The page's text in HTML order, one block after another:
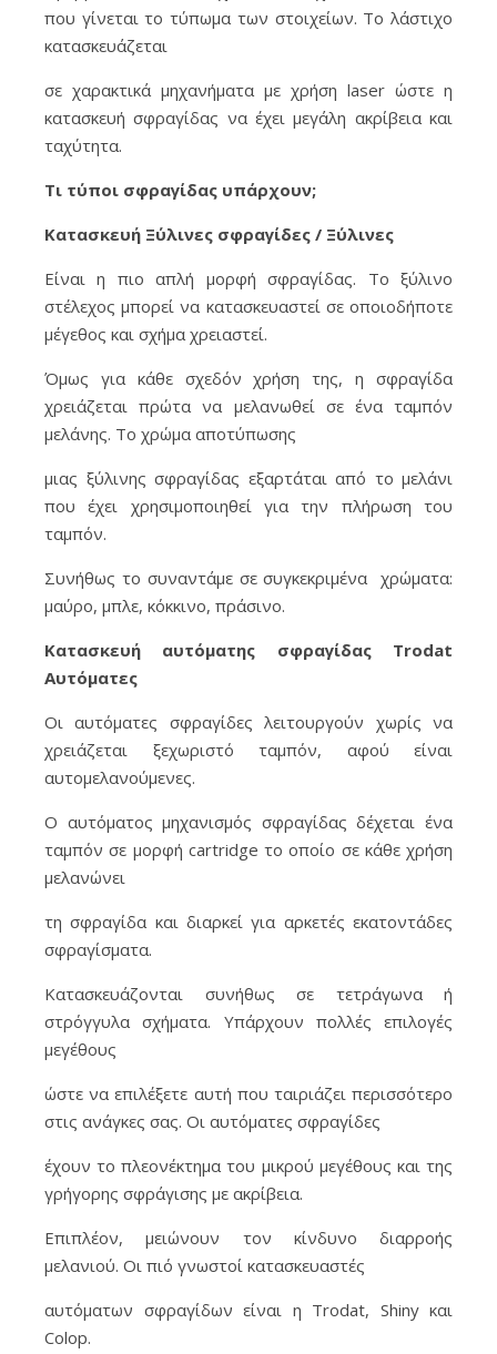
που γίνεται το τύπωμα των στοιχείων. Το λάστιχο
κατασκευάζεται
σε χαρακτικά μηχανήματα με χρήση laser ώστε η
κατασκευή σφραγίδας να έχει μεγάλη ακρίβεια και
ταχύτητα.
Τι τύποι σφραγίδας υπάρχουν;
Κατασκευή Ξύλινες σφραγίδες / Ξύλινες
Είναι η πιο απλή μορφή σφραγίδας. Το ξύλινο
στέλεχος μπορεί να κατασκευαστεί σε οποιοδήποτε
μέγεθος και σχήμα χρειαστεί.
Όμως για κάθε σχεδόν χρήση της, η σφραγίδα
χρειάζεται πρώτα να μελανωθεί σε ένα ταμπόν
μελάνης. Το χρώμα αποτύπωσης
μιας ξύλινης σφραγίδας εξαρτάται από το μελάνι
που έχει χρησιμοποιηθεί για την πλήρωση του
ταμπόν.
Συνήθως το συναντάμε σε συγκεκριμένα χρώματα:
μαύρο, μπλε, κόκκινο, πράσινο.
Κατασκευή αυτόματης σφραγίδας Trodat
Αυτόματες
Οι αυτόματες σφραγίδες λειτουργούν χωρίς να
χρειάζεται ξεχωριστό ταμπόν, αφού είναι
αυτομελανούμενες.
Ο αυτόματος μηχανισμός σφραγίδας δέχεται ένα
ταμπόν σε μορφή cartridge το οποίο σε κάθε χρήση
μελανώνει
τη σφραγίδα και διαρκεί για αρκετές εκατοντάδες
σφραγίσματα.
Κατασκευάζονται συνήθως σε τετράγωνα ή
στρόγγυλα σχήματα. Υπάρχουν πολλές επιλογές
μεγέθους
ώστε να επιλέξετε αυτή που ταιριάζει περισσότερο
στις ανάγκες σας. Οι αυτόματες σφραγίδες
έχουν το πλεονέκτημα του μικρού μεγέθους και της
γρήγορης σφράγισης με ακρίβεια.
Επιπλέον, μειώνουν τον κίνδυνο διαρροής
μελανιού. Οι πιό γνωστοί κατασκευαστές
αυτόματων σφραγίδων είναι η Trodat, Shiny και
Colop.